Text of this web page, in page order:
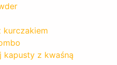
kurczakiem
kapusty z kwaśną